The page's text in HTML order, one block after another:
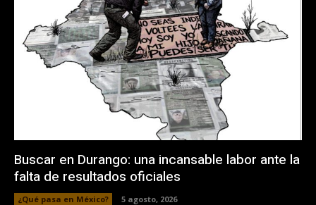
Buscar en Durango: una incansable labor ante la
falta de resultados oficiales
¿Qué pasa en México? 5 agosto, 2026